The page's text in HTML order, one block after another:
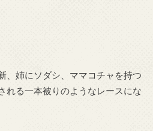
、姉にソダシ、ママコチャを持つ
れる一本被りのようなレースにな